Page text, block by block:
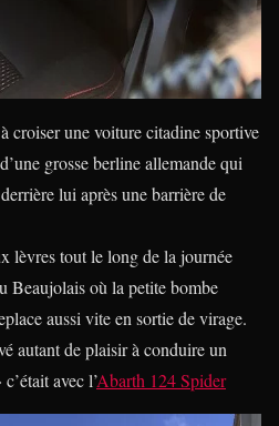
croiser une voiture citadine sportive
grosse berline allemande qui
lui après une barrière de
lèvres tout le long de la journée
Beaujolais où la petite bombe
aussi vite en sortie de virage.
autant de plaisir à conduire un
avec l’Abarth 124 Spider